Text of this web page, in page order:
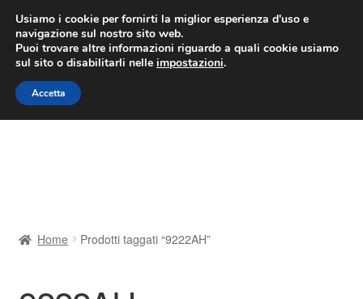
CONSEGNA da 7 EUR
Lun-Ven 9:00 - 16:00/800 580 290
Vai
alla
navigazione
Vai
al
contenuto
Home Prodotti taggati “9222AH”
Usiamo i cookie per fornirti la miglior esperienza d'uso e
navigazione sul nostro sito web.
Puoi trovare altre informazioni riguardo a quali cookie usiamo
sul sito o disabilitarli nelle impostazioni.
Accetta